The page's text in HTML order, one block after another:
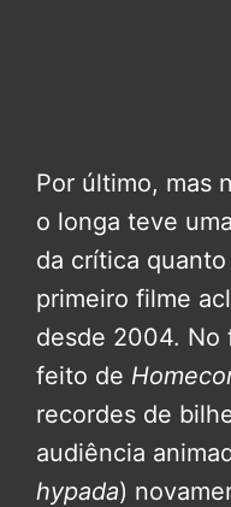
Por último, mas
o longa teve
da crítica
primeiro filme
desde 2004. No
feito de
recordes de
audiência
hypada)